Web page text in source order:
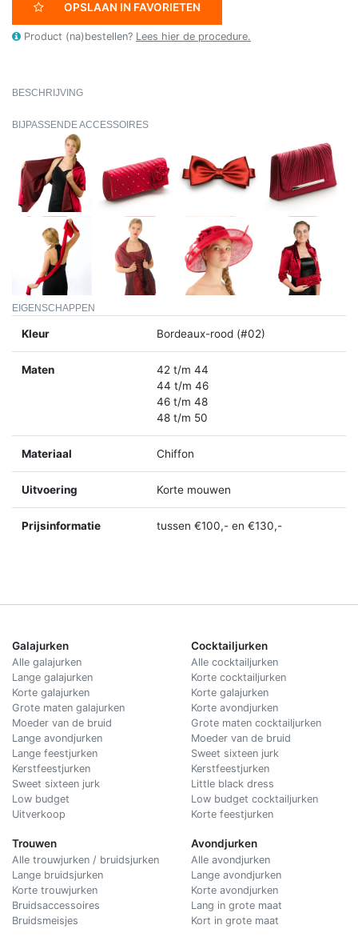
OPSLAAN IN FAVORIETEN
Product (na)bestellen? Lees hier de procedure.
BESCHRIJVING
BIJPASSENDE ACCESSOIRES
EIGENSCHAPPEN
Kleur Bordeaux-rood (#02)
Maten
42 t/m 44
44 t/m 46
46 t/m 48
48 t/m 50
Materiaal Chiffon
Uitvoering Korte mouwen
Prijsinformatie tussen €100,- en €130,-
Galajurken
Alle galajurken
Lange galajurken
Korte galajurken
Grote maten galajurken
Moeder van de bruid
Lange avondjurken
Lange feestjurken
Kerstfeestjurken
Sweet sixteen jurk
Low budget
Uitverkoop
Trouwen
Alle trouwjurken / bruidsjurken
Lange bruidsjurken
Korte trouwjurken
Bruidsaccessoires
Bruidsmeisjes
Cocktailjurken
Alle cocktailjurken
Korte cocktailjurken
Korte galajurken
Korte avondjurken
Grote maten cocktailjurken
Moeder van de bruid
Sweet sixteen jurk
Kerstfeestjurken
Little black dress
Low budget cocktailjurken
Korte feestjurken
Avondjurken
Alle avondjurken
Lange avondjurken
Korte avondjurken
Lang in grote maat
Kort in grote maat